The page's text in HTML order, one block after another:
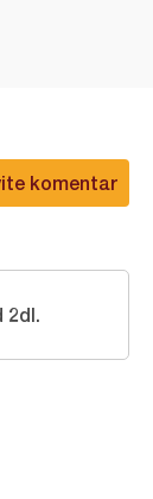
komentar
2dl.